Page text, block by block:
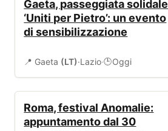
Gaeta, passeggiata solidale
‘Uniti per Pietro’: un evento
di sensibilizzazione
📍 Gaeta (LT)·Lazio·🕒Oggi
Roma, festival Anomalie:
appuntamento dal 30